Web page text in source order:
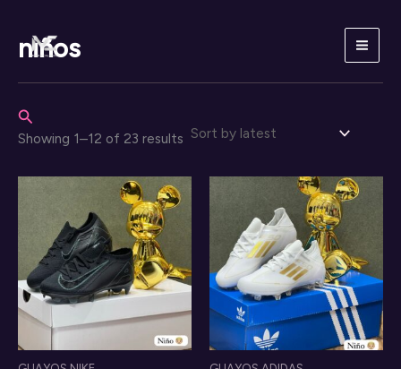
content
Search
niños
Showing 1–12 of 23 results Sorted